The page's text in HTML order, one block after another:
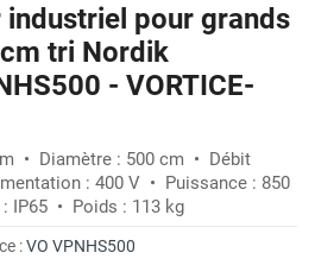
pour grands
tri Nordik
- VORTICE-
• Diamètre : 500 cm • Débit
: 400 V • Puissance : 850
IP65 • Poids : 113 kg
:VO VPNHS500